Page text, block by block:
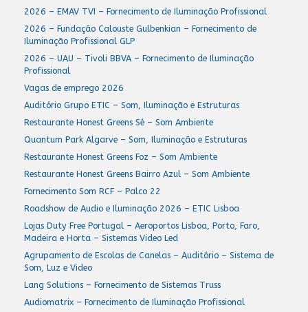
2026 – EMAV TVI – Fornecimento de Iluminação Profissional
2026 – Fundação Calouste Gulbenkian – Fornecimento de
Iluminação Profissional GLP
2026 – UAU – Tivoli BBVA – Fornecimento de Iluminação
Profissional
Vagas de emprego 2026
Auditório Grupo ETIC – Som, Iluminação e Estruturas
Restaurante Honest Greens Sé – Som Ambiente
Quantum Park Algarve – Som, Iluminação e Estruturas
Restaurante Honest Greens Foz – Som Ambiente
Restaurante Honest Greens Bairro Azul – Som Ambiente
Fornecimento Som RCF – Palco 22
Roadshow de Audio e Iluminação 2026 – ETIC Lisboa
Lojas Duty Free Portugal – Aeroportos Lisboa, Porto, Faro,
Madeira e Horta – Sistemas Video Led
Agrupamento de Escolas de Canelas – Auditório – Sistema de
Som, Luz e Video
Lang Solutions – Fornecimento de Sistemas Truss
Audiomatrix – Fornecimento de Iluminação Profissional